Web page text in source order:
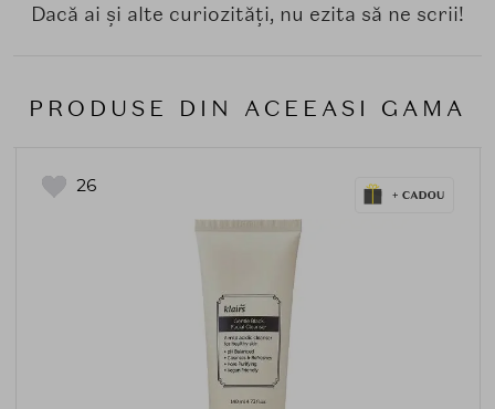
Dacă ai și alte curiozități, nu ezita să ne scrii!
PRODUSE DIN ACEEASI GAMA
26